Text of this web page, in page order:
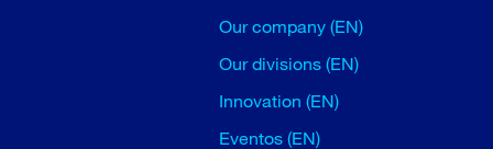
Our company (EN)
Our divisions (EN)
Innovation (EN)
Eventos (EN)